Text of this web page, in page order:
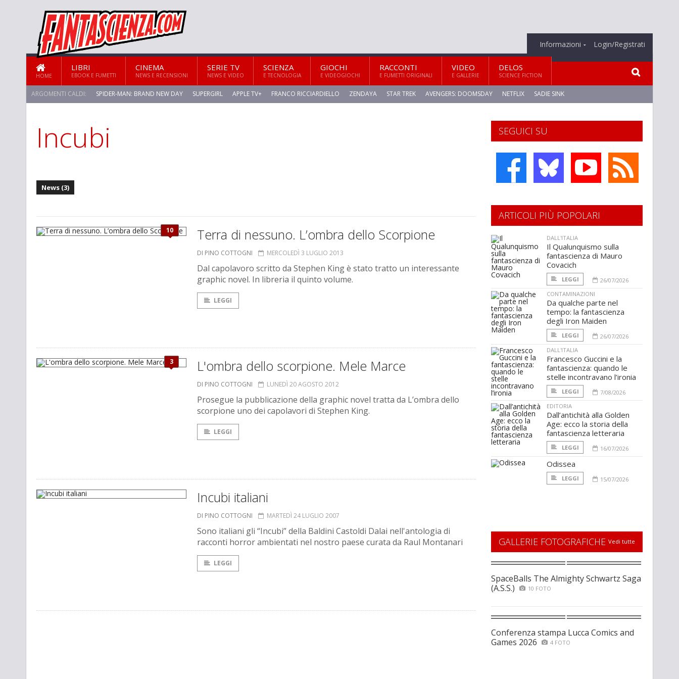
Informazioni Login/Registrati
HOME
LIBRI
EBOOK E FUMETTI
CINEMA
NEWS E RECENSIONI
SERIE TV
NEWS E VIDEO
SCIENZA
E TECNOLOGIA
GIOCHI
E VIDEOGIOCHI
RACCONTI
E FUMETTI ORIGINALI
VIDEO
E GALLERIE
DELOS
SCIENCE FICTION
ARGOMENTI CALDI: SPIDER-MAN: BRAND NEW DAY SUPERGIRL APPLE TV+ FRANCO RICCIARDIELLO ZENDAYA STAR TREK AVENGERS: DOOMSDAY NETFLIX SADIE SINK
STAR TREK: STRANGE NEW WORLDS
Incubi
News (3)
10 Terra di nessuno. L’ombra dello Scorpione
DI PINO COTTOGNI MERCOLEDÌ 3 LUGLIO 2013
Dal capolavoro scritto da Stephen King è stato tratto un interessante
graphic novel. In libreria il quinto volume.
LEGGI
3 L'ombra dello scorpione. Mele Marce
DI PINO COTTOGNI LUNEDÌ 20 AGOSTO 2012
Prosegue la pubblicazione della graphic novel tratta da L’ombra dello
scorpione uno dei capolavori di Stephen King.
LEGGI
Incubi italiani
DI PINO COTTOGNI MARTEDÌ 24 LUGLIO 2007
Sono italiani gli “Incubi” della Baldini Castoldi Dalai nell'antologia di
racconti horror ambientati nel nostro paese curata da Raul Montanari
LEGGI
SEGUICI SU
ARTICOLI PIÙ POPOLARI
DALL'ITALIA
Il Qualunquismo sulla
fantascienza di Mauro
Covacich
LEGGI
26/07/2026
CONTAMINAZIONI
Da qualche parte nel
tempo: la fantascienza
degli Iron Maiden
LEGGI
26/07/2026
DALL'ITALIA
Francesco Guccini e la
fantascienza: quando le
stelle incontravano l’ironia
LEGGI
7/08/2026
EDITORIA
Dall’antichità alla Golden
Age: ecco la storia della
fantascienza letteraria
LEGGI 16/07/2026
Odissea
LEGGI 15/07/2026
GALLERIE FOTOGRAFICHE Vedi tutte
SpaceBalls The Almighty Schwartz Saga
(A.S.S.)
10 FOTO
Conferenza stampa Lucca Comics and
Games 2026
4 FOTO